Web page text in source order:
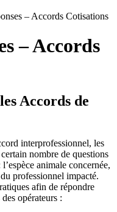
– Accords Cotisations
– Accords
Accords de
interprofessionnel, les
nombre de questions
animale concernée,
professionnel impacté.
afin de répondre
opérateurs :